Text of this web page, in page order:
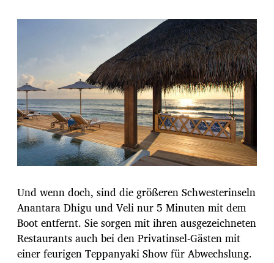
Und wenn doch, sind die größeren Schwesterinseln
Anantara Dhigu und Veli nur 5 Minuten mit dem
Boot entfernt. Sie sorgen mit ihren ausgezeichneten
Restaurants auch bei den Privatinsel-Gästen mit
einer feurigen Teppanyaki Show für Abwechslung.